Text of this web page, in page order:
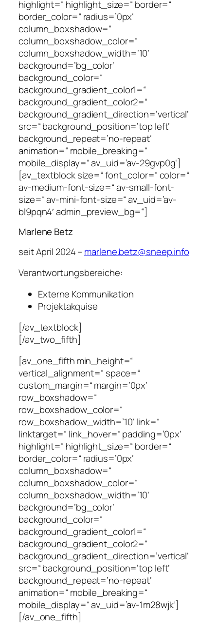
highlight=“ highlight_size=“ border=“
border_color=“ radius=’0px‘
column_boxshadow=“
column_boxshadow_color=“
column_boxshadow_width=’10‘
background=’bg_color‘
background_color=“
background_gradient_color1=“
background_gradient_color2=“
background_gradient_direction=’vertical‘
src=“ background_position=’top left‘
background_repeat=’no-repeat‘
animation=“ mobile_breaking=“
mobile_display=“ av_uid=’av-29gvp0g‘]
[av_textblock size=“ font_color=“ color=“
av-medium-font-size=“ av-small-font-
size=“ av-mini-font-size=“ av_uid=’av-
bl9pqn4′ admin_preview_bg=“]
Marlene Betz
seit April 2024 – marlene.betz@sneep.info
Verantwortungsbereiche:
Externe Kommunikation
Projektakquise
[/av_textblock]
[/av_two_fifth]
[av_one_fifth min_height=“
vertical_alignment=“ space=“
custom_margin=“ margin=’0px‘
row_boxshadow=“
row_boxshadow_color=“
row_boxshadow_width=’10‘ link=“
linktarget=“ link_hover=“ padding=’0px‘
highlight=“ highlight_size=“ border=“
border_color=“ radius=’0px‘
column_boxshadow=“
column_boxshadow_color=“
column_boxshadow_width=’10‘
background=’bg_color‘
background_color=“
background_gradient_color1=“
background_gradient_color2=“
background_gradient_direction=’vertical‘
src=“ background_position=’top left‘
background_repeat=’no-repeat‘
animation=“ mobile_breaking=“
mobile_display=“ av_uid=’av-1m28wjk‘]
[/av_one_fifth]